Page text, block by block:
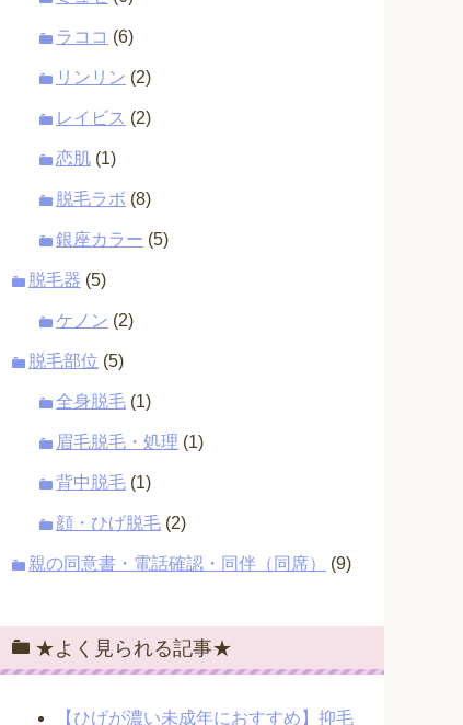
ラココ (6)
リンリン (2)
レイビス (2)
恋肌 (1)
脱毛ラボ (8)
銀座カラー (5)
脱毛器 (5)
ケノン (2)
脱毛部位 (5)
全身脱毛 (1)
眉毛脱毛・処理 (1)
背中脱毛 (1)
顔・ひげ脱毛 (2)
親の同意書・電話確認・同伴（同席） (9)
★よく見られる記事★
【ひげが濃い未成年におすすめ】抑毛